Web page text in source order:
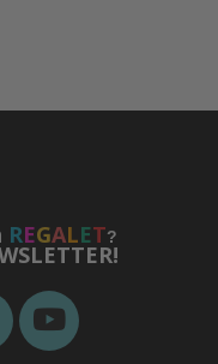
REGALET?